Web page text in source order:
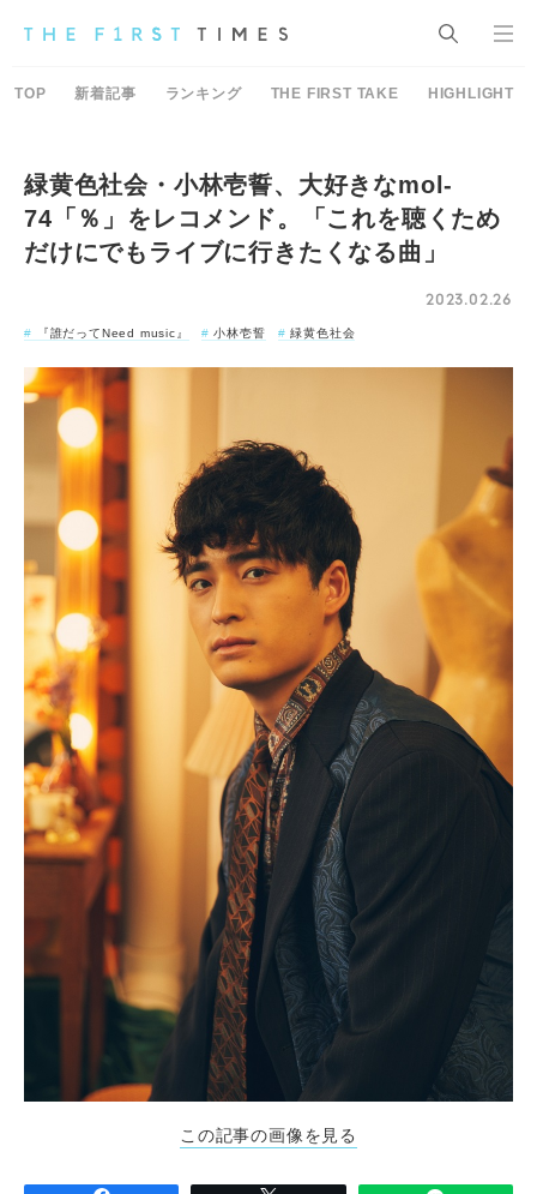
TOP 新着記事 ランキング THE FIRST TAKE HIGHLIGHT
緑黄色社会・小林壱誓、大好きなmol-
74「％」をレコメンド。「これを聴くため
だけにでもライブに行きたくなる曲」
2023.02.26
『誰だってNeed music』 小林壱誓 緑黄色社会
この記事の画像を見る